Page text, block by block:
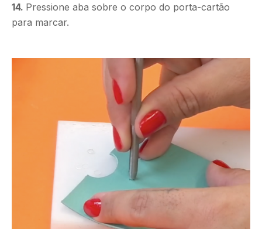
14. Pressione aba sobre o corpo do porta-cartão
para marcar.